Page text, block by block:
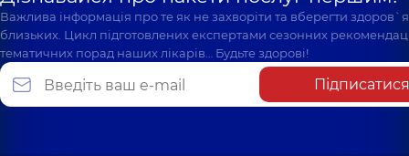
Важлива інформація про те як не захворіти та вберегти
близьких. Цикл підготовлених експертами сезонних
тематичних порад наших лікарів… Будьте здорові!
Підписатися